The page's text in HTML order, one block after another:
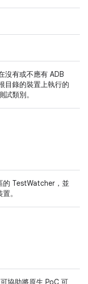
沒有或不應有 ADB
目錄的裝置上執行的
試類別。
的 TestWatcher，並
。
可協助將原生 PoC 可